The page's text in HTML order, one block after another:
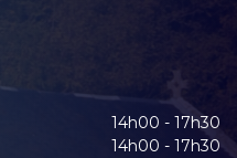
14h00 - 17h30
14h00 - 17h30